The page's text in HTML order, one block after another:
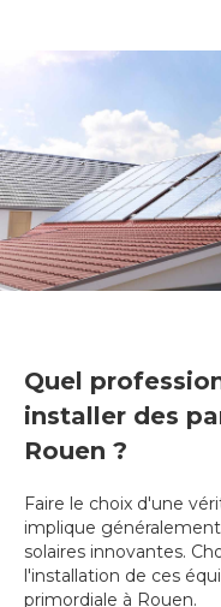
Quel
installer des
Rouen ?
Faire le choix d'une
implique
solaires innovantes.
l'installation de ces
primordiale à Rouen.